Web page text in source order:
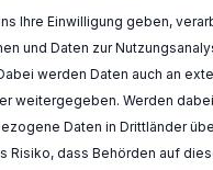
Ihre Einwilligung geben,
und Daten zur
werden Daten auch an
weitergegeben. Werden dabei
Daten in Drittländer
Risiko, dass Behörden auf